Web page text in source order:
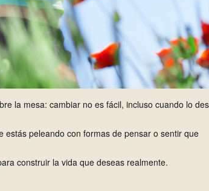
la mesa: cambiar no es fácil, incluso cuando lo
peleando con formas de pensar o sentir que
construir la vida que deseas realmente.